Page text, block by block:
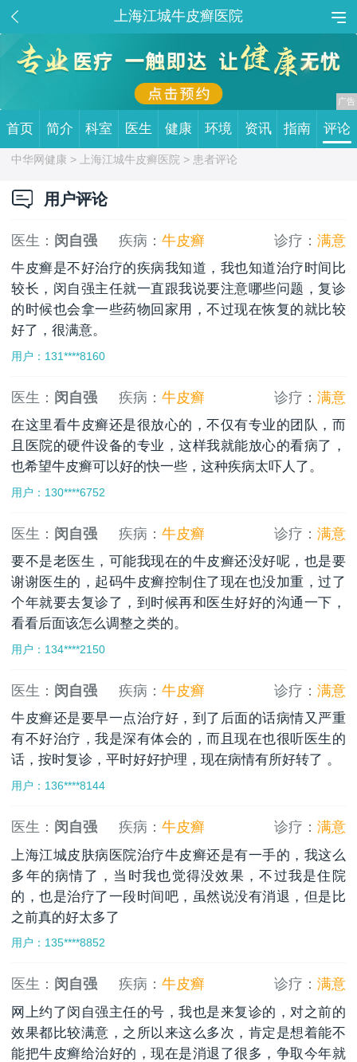
上海江城牛皮癣医院
首页 简介 科室 医生 健康 环境 资讯 指南 评论
中华网健康 > 上海江城牛皮癣医院 > 患者评论
用户评论
医生： 闵自强 疾病：牛皮癣 诊疗： 满意
牛皮癣是不好治疗的疾病我知道，我也知道治疗时间比
较长，闵自强主任就一直跟我说要注意哪些问题，复诊
的时候也会拿一些药物回家用，不过现在恢复的就比较
好了，很满意。
用户：131****8160
医生： 闵自强 疾病：牛皮癣 诊疗： 满意
在这里看牛皮癣还是很放心的，不仅有专业的团队，而
且医院的硬件设备的专业，这样我就能放心的看病了，
也希望牛皮癣可以好的快一些，这种疾病太吓人了。
用户：130****6752
医生： 闵自强 疾病：牛皮癣 诊疗： 满意
要不是老医生，可能我现在的牛皮癣还没好呢，也是要
谢谢医生的，起码牛皮癣控制住了现在也没加重，过了
个年就要去复诊了，到时候再和医生好好的沟通一下，
看看后面该怎么调整之类的。
用户：134****2150
医生： 闵自强 疾病：牛皮癣 诊疗： 满意
牛皮癣还是要早一点治疗好，到了后面的话病情又严重
有不好治疗，我是深有体会的，而且现在也很听医生的
话，按时复诊，平时好好护理，现在病情有所好转了 。
用户：136****8144
医生： 闵自强 疾病：牛皮癣 诊疗： 满意
上海江城皮肤病医院治疗牛皮癣还是有一手的，我这么
多年的病情了，当时我也觉得没效果，不过我是住院
的，也是治疗了一段时间吧，虽然说没有消退，但是比
之前真的好太多了
用户：135****8852
医生： 闵自强 疾病：牛皮癣 诊疗： 满意
网上约了闵自强主任的号，我也是来复诊的，对之前的
效果都比较满意，之所以来这么多次，肯定是想着能不
能把牛皮癣给治好的，现在是消退了很多，争取今年就